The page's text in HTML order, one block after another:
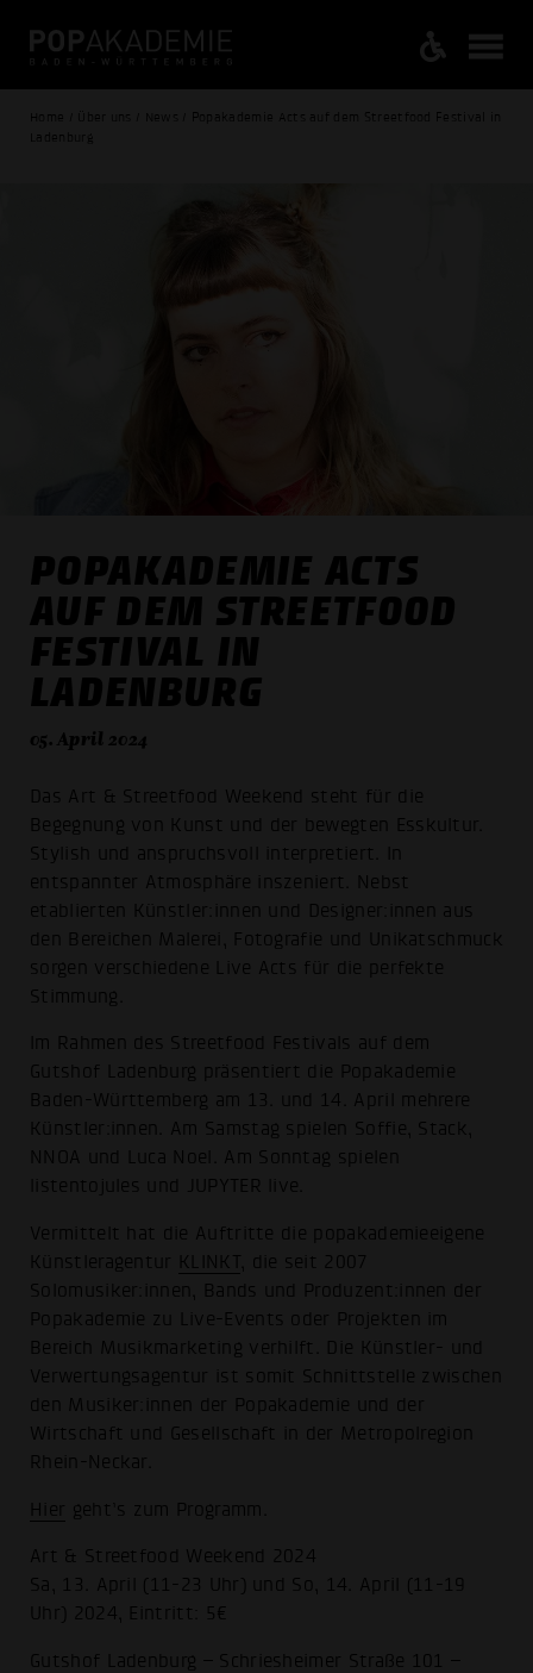
Home / Über uns / News / Popakademie Acts auf dem Streetfood Festival in
Ladenburg
POPAKADEMIE ACTS
AUF DEM STREETFOOD
FESTIVAL IN
LADENBURG
05. April 2024
Das Art & Streetfood Weekend steht für die
Begegnung von Kunst und der bewegten Esskultur.
Stylish und anspruchsvoll interpretiert. In
entspannter Atmosphäre inszeniert. Nebst
etablierten Künstler:innen und Designer:innen aus
den Bereichen Malerei, Fotografie und Unikatschmuck
sorgen verschiedene Live Acts für die perfekte
Stimmung.
Im Rahmen des Streetfood Festivals auf dem
Gutshof Ladenburg präsentiert die Popakademie
Baden-Württemberg am 13. und 14. April mehrere
Künstler:innen. Am Samstag spielen Soffie, Stack,
NNOA und Luca Noel. Am Sonntag spielen
listentojules und JUPYTER live.
Vermittelt hat die Auftritte die popakademieeigene
Künstleragentur KLINKT, die seit 2007
Solomusiker:innen, Bands und Produzent:innen der
Popakademie zu Live-Events oder Projekten im
Bereich Musikmarketing verhilft. Die Künstler- und
Verwertungsagentur ist somit Schnittstelle zwischen
den Musiker:innen der Popakademie und der
Wirtschaft und Gesellschaft in der Metropolregion
Rhein-Neckar.
Hier geht’s zum Programm.
Art & Streetfood Weekend 2024
Sa, 13. April (11-23 Uhr) und So, 14. April (11-19
Uhr) 2024, Eintritt: 5€
Gutshof Ladenburg – Schriesheimer Straße 101 –